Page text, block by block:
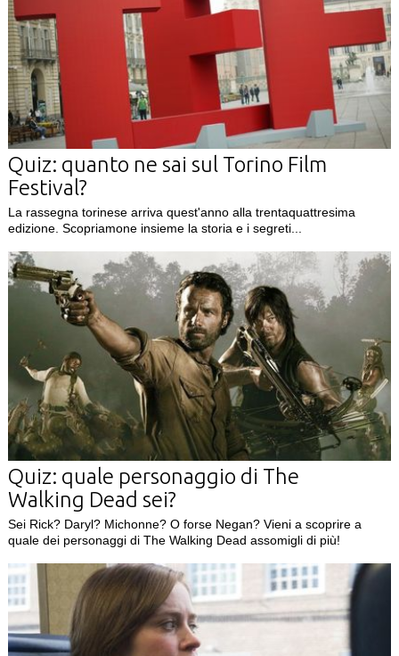
Quiz: quanto ne sai sul Torino Film
Festival?
La rassegna torinese arriva quest'anno alla trentaquattresima
edizione. Scopriamone insieme la storia e i segreti...
Quiz: quale personaggio di The
Walking Dead sei?
Sei Rick? Daryl? Michonne? O forse Negan? Vieni a scoprire a
quale dei personaggi di The Walking Dead assomigli di più!